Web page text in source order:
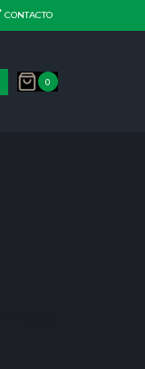
CONTACTO
0